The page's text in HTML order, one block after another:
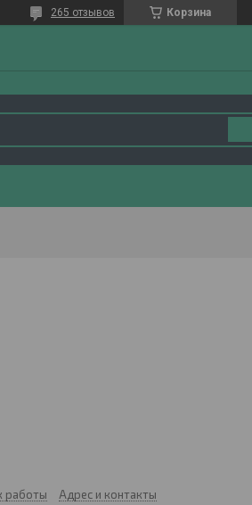
Корзина
265 отзывов
работы Адрес и контакты